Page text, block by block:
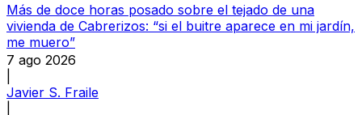
Más de doce horas posado sobre el tejado de una
vivienda de Cabrerizos: “si el buitre aparece en mi jardín,
me muero”
7 ago 2026
Javier S. Fraile